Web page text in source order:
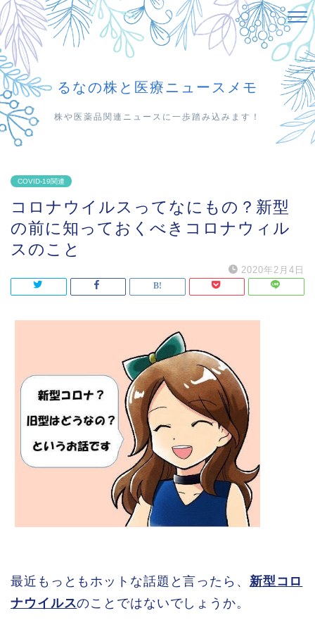
るなの株と医療ニュースメモ
株や医薬品関連ニュースに一歩踏み込みます！
COVID-19関連
コロナウイルスってなにもの？新型
の前に知っておくべきコロナウィル
スのこと
2020年2月4日
最近もっともホットな話題と言ったら、 新型コロ
ナウイルスのことではないでしょうか。